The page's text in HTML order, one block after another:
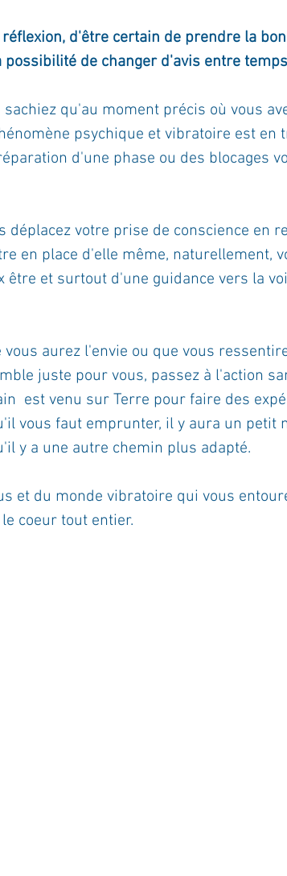
d'être certain de prendre la
de changer d'avis entre
qu'au moment précis où vous
psychique et vibratoire est en
d'une phase ou des blocages
déplacez votre prise de conscience en
en place d'elle même, naturellement,
être et surtout d'une guidance vers la
aurez l'envie ou que vous
juste pour vous, passez à l'action
est venu sur Terre pour faire des
vous faut emprunter, il y aura un petit
y a une autre chemin plus adapté.
et du monde vibratoire qui vous
coeur tout entier.